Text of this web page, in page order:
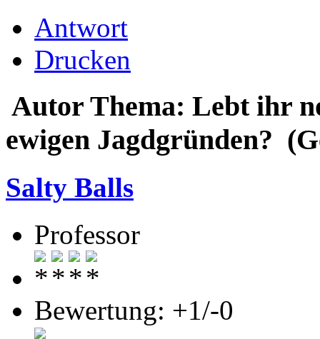
Antwort
Drucken
Autor Thema: Lebt ihr
ewigen Jagdgründen?
Salty Balls
Professor
Bewertung: +1/-0